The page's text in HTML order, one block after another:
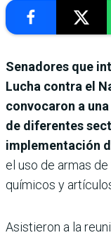
Senadores que
Lucha contra el
convocaron a
de diferentes
implementación
el uso de armas
químicos y
Asistieron a la